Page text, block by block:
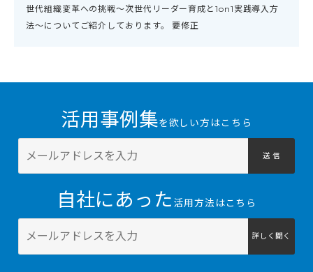
世代組織変革への挑戦〜次世代リーダー育成と1on1実践導入方
法〜についてご紹介しております。 要修正
活用事例集を欲しい方はこちら
送 信
自社にあった 活用方法はこちら
詳しく聞く